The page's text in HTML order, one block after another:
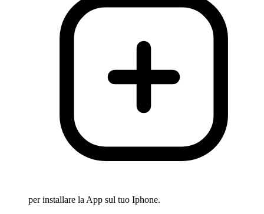
per installare la App sul tuo Iphone.